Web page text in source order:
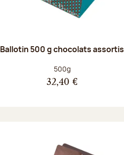
Ballotin 500 g chocolats assortis
Poids net :
500g
32,40 €